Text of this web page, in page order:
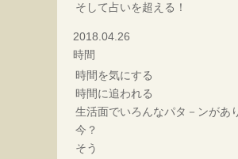
そして占いを超える！
2018.04.26
時間
時間を気にする
時間に追われる
生活面でいろんなパタ－ンがあ
今？
そう